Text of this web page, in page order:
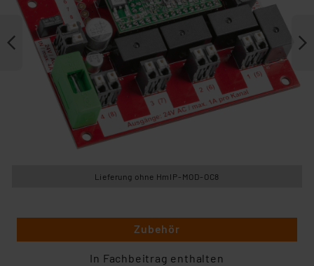
Lieferung ohne HmIP-MOD-OC8
Zubehör
In Fachbeitrag enthalten